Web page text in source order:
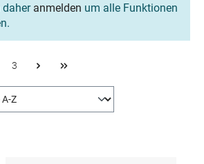
daher anmelden um alle Funktionen
3